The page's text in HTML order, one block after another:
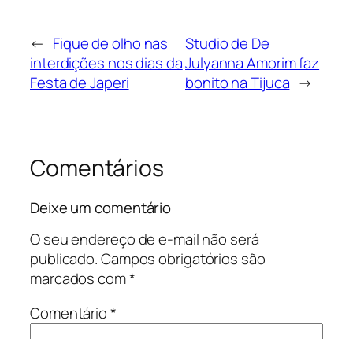
← Fique de olho nas
interdições nos dias da
Festa de Japeri
Studio de De
Julyanna Amorim faz
bonito na Tijuca →
Comentários
Deixe um comentário
O seu endereço de e-mail não será
publicado.Campos obrigatórios são
marcados com*
Comentário*